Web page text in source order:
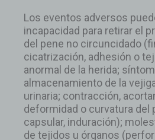
Los eventos adversos
incapacidad para retirar el
del pene no circuncidado
cicatrización, adhesión o
anormal de la herida;
almacenamiento de la
urinaria; contracción,
deformidad o curvatura del
capsular, induración);
de tejidos u órganos